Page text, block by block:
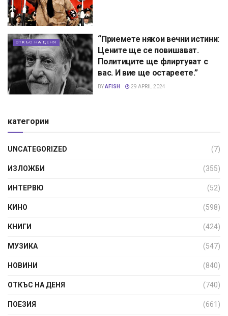
ОТКЪС НА ДЕНЯ
“Приемете някои вечни истини:
Цените ще се повишават.
Политиците ще флиртуват с
вас. И вие ще остареете.”
BYAFISH 29 APRIL 2024
категории
UNCATEGORIZED (7)
ИЗЛОЖБИ (355)
ИНТЕРВЮ (52)
КИНО (598)
КНИГИ (424)
МУЗИКА (547)
НОВИНИ (840)
ОТКЪС НА ДЕНЯ (740)
ПОЕЗИЯ (661)